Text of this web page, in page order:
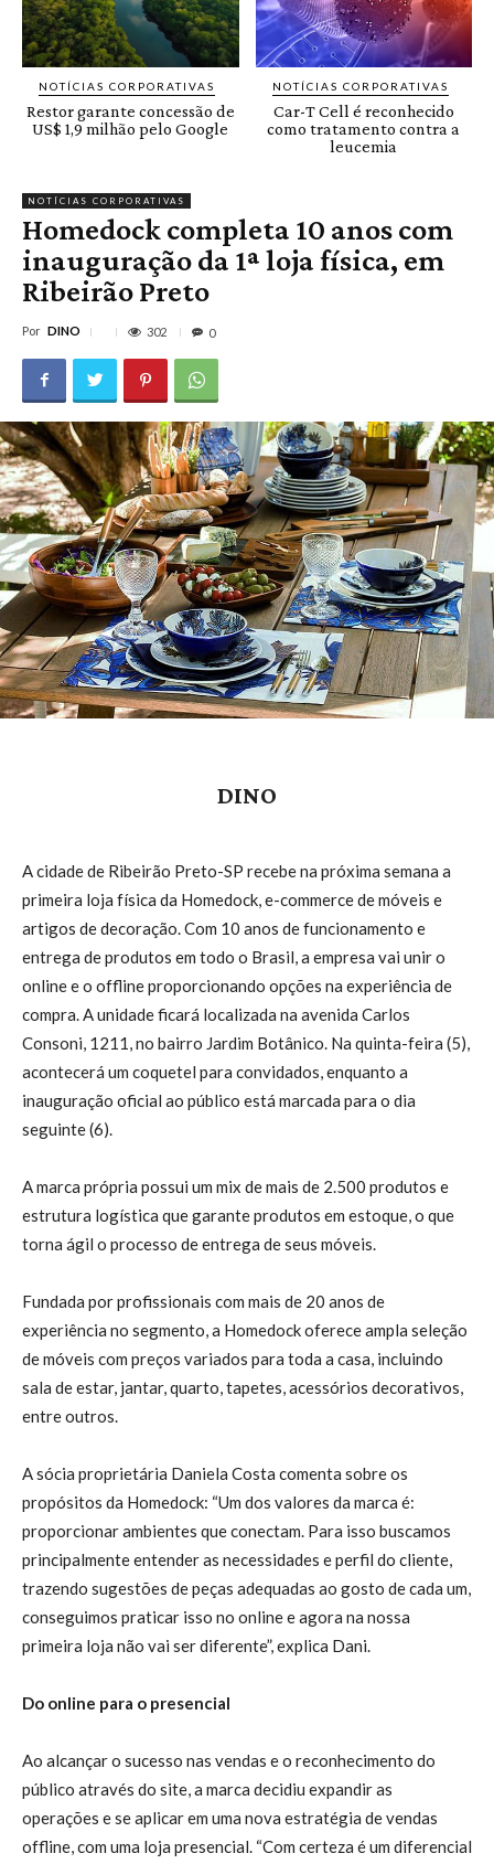
NOTÍCIAS CORPORATIVAS
Restor garante concessão de
US$ 1,9 milhão pelo Google
NOTÍCIAS CORPORATIVAS
Car-T Cell é reconhecido
como tratamento contra a
leucemia